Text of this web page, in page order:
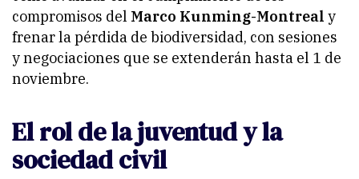
compromisos del Marco Kunming-Montreal y
frenar la pérdida de biodiversidad, con sesiones
y negociaciones que se extenderán hasta el 1 de
noviembre.
El rol de la juventud y la
sociedad civil